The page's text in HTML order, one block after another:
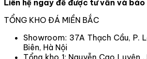
Liên hệ ngay để được tư vấn và
TỔNG KHO ĐÁ MIỀN BẮC
Showroom: 37A Thạch Cầu, P.
Biên, Hà Nội